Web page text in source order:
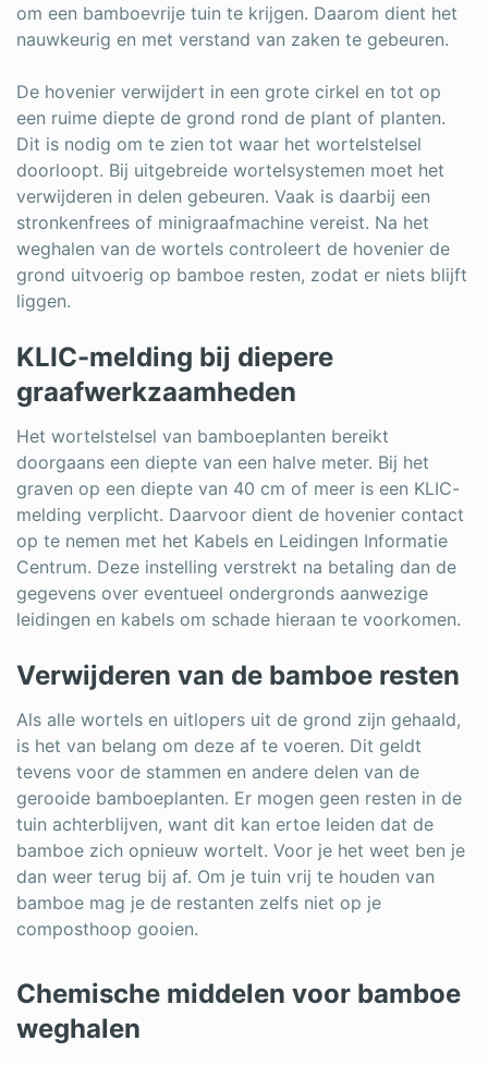
om een bamboevrije tuin te krijgen. Daarom dient het
nauwkeurig en met verstand van zaken te gebeuren.
De hovenier verwijdert in een grote cirkel en tot op
een ruime diepte de grond rond de plant of planten.
Dit is nodig om te zien tot waar het wortelstelsel
doorloopt. Bij uitgebreide wortelsystemen moet het
verwijderen in delen gebeuren. Vaak is daarbij een
stronkenfrees of minigraafmachine vereist. Na het
weghalen van de wortels controleert de hovenier de
grond uitvoerig op bamboe resten, zodat er niets blijft
liggen.
KLIC-melding bij diepere
graafwerkzaamheden
Het wortelstelsel van bamboeplanten bereikt
doorgaans een diepte van een halve meter. Bij het
graven op een diepte van 40 cm of meer is een KLIC-
melding verplicht. Daarvoor dient de hovenier contact
op te nemen met het Kabels en Leidingen Informatie
Centrum. Deze instelling verstrekt na betaling dan de
gegevens over eventueel ondergronds aanwezige
leidingen en kabels om schade hieraan te voorkomen.
Verwijderen van de bamboe resten
Als alle wortels en uitlopers uit de grond zijn gehaald,
is het van belang om deze af te voeren. Dit geldt
tevens voor de stammen en andere delen van de
gerooide bamboeplanten. Er mogen geen resten in de
tuin achterblijven, want dit kan ertoe leiden dat de
bamboe zich opnieuw wortelt. Voor je het weet ben je
dan weer terug bij af. Om je tuin vrij te houden van
bamboe mag je de restanten zelfs niet op je
composthoop gooien.
Chemische middelen voor bamboe
weghalen